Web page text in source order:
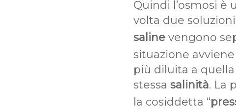
Quindi l’osmosi è
volta due
saline vengono
situazione
più diluita a
stessa salinità. La
la cosiddetta “